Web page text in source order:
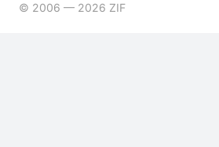
© 2006 — 2026 ZIF